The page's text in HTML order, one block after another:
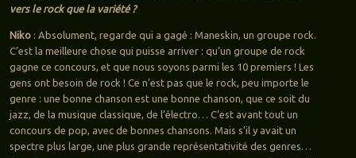
vers le rock que la variété ?
Niko: Absolument, regarde qui a gagé : Maneskin, un groupe rock.
C’est la meilleure chose qui puisse arriver : qu’un groupe de rock
gagne ce concours, et que nous soyons parmi les 10 premiers ! Les
gens ont besoin de rock ! Ce n’est pas que le rock, peu importe le
genre : une bonne chanson est une bonne chanson, que ce soit du
jazz, de la musique classique, de l’électro… C’est avant tout un
concours de pop, avec de bonnes chansons. Mais s’il y avait un
spectre plus large, une plus grande représentativité des genres…